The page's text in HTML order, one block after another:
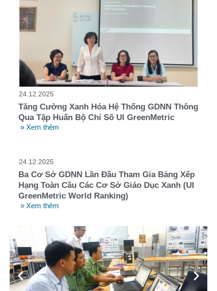
24.12.2025
Tăng Cường Xanh Hóa Hệ Thống GDNN Thông
Qua Tập Huấn Bộ Chỉ Số UI GreenMetric
» Xem thêm
24.12.2025
Ba Cơ Sở GDNN Lần Đầu Tham Gia Bảng Xếp
Hạng Toàn Cầu Các Cơ Sở Giáo Dục Xanh (UI
GreenMetric World Ranking)
» Xem thêm